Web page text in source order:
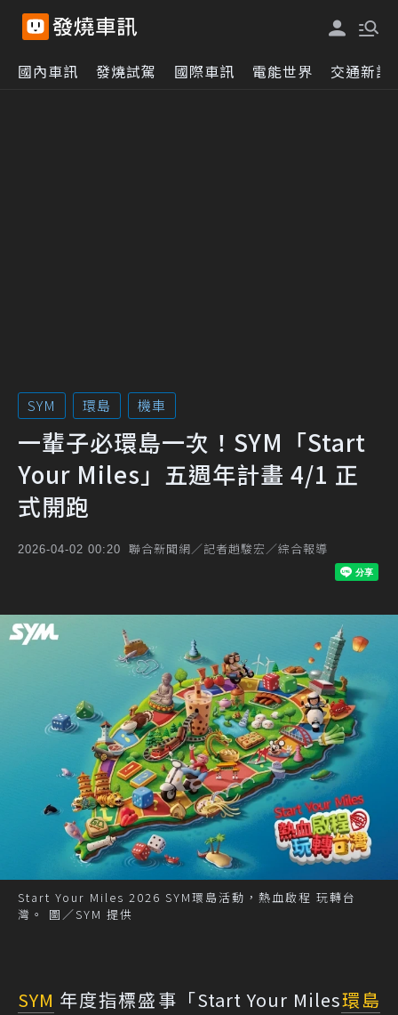
國內車訊 發燒試駕 國際車訊 電能世界 交通新訊
SYM 環島 機車
一輩子必環島一次！SYM「Start
Your Miles」五週年計畫 4/1 正
式開跑
2026-04-02 00:20 聯合新聞網／記者趙駿宏／綜合報導
Start Your Miles 2026 SYM環島活動，熱血啟程 玩轉台
灣。 圖／SYM 提供
SYM 年度指標盛事「Start Your Miles環島